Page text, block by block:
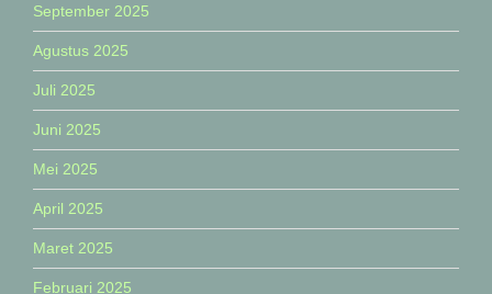
September 2025
Agustus 2025
Juli 2025
Juni 2025
Mei 2025
April 2025
Maret 2025
Februari 2025